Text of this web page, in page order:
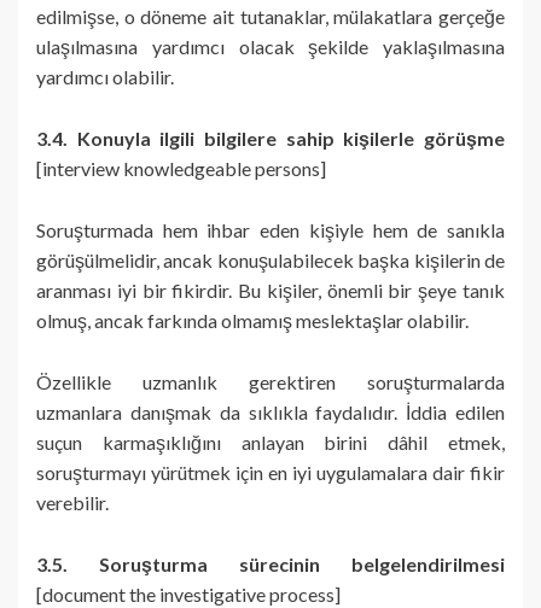
edilmişse, o döneme ait tutanaklar, mülakatlara gerçeğe
ulaşılmasına yardımcı olacak şekilde yaklaşılmasına
yardımcı olabilir.
3.4. Konuyla ilgili bilgilere sahip kişilerle görüşme
[interview knowledgeable persons]
Soruşturmada hem ihbar eden kişiyle hem de sanıkla
görüşülmelidir, ancak konuşulabilecek başka kişilerin de
aranması iyi bir fikirdir. Bu kişiler, önemli bir şeye tanık
olmuş, ancak farkında olmamış meslektaşlar olabilir.
Özellikle uzmanlık gerektiren soruşturmalarda
uzmanlara danışmak da sıklıkla faydalıdır. İddia edilen
suçun karmaşıklığını anlayan birini dâhil etmek,
soruşturmayı yürütmek için en iyi uygulamalara dair fikir
verebilir.
3.5. Soruşturma sürecinin belgelendirilmesi
[document the investigative process]